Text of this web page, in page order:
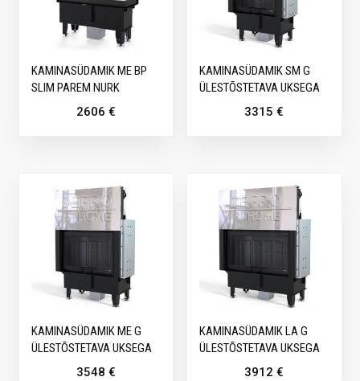
KAMINASÜDAMIK ME BP
SLIM PAREM NURK
2606 €
KAMINASÜDAMIK SM G
ÜLESTÕSTETAVA UKSEGA
3315€
KAMINASÜDAMIK ME G
ÜLESTÕSTETAVA UKSEGA
3548 €
KAMINASÜDAMIK LA G
ÜLESTÕSTETAVA UKSEGA
3912€